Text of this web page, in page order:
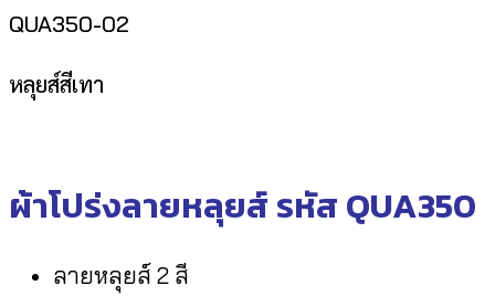
QUA350-02
หลุยส์สีเทา
ผ้าโปร่งลายหลุยส์ รหัส QUA350
ลายหลุยส์ 2 สี